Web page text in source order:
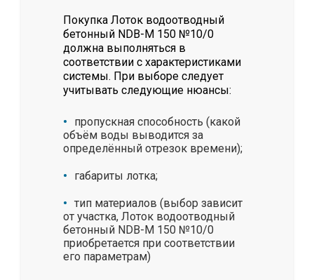
Покупка Лоток водоотводный
бетонный NDB-M 150 №10/0
должна выполняться в
соответствии с характеристиками
системы. При выборе следует
учитывать следующие нюансы:
пропускная способность (какой
объём воды выводится за
определённый отрезок времени);
габариты лотка;
тип материалов (выбор зависит
от участка, Лоток водоотводный
бетонный NDB-M 150 №10/0
приобретается при соответствии
его параметрам)